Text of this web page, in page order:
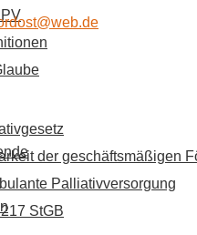
der geschäftsmäßigen
Palliativversorgung
StGB